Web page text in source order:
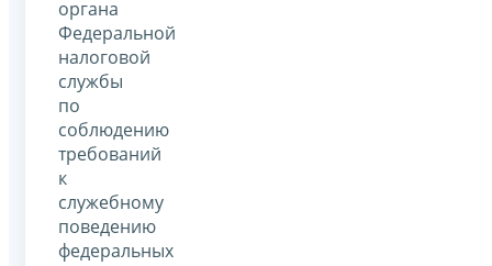
органа
Федеральной
налоговой
службы
по
соблюдению
требований
к
служебному
поведению
федеральных